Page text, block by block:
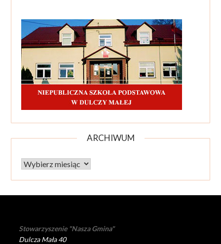
ARCHIWUM
Archiwum
Stowarzyszenie "Nasza Gmina"
Dulcza Mała 40